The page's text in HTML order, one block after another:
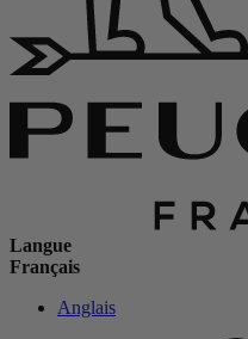
Langue
Français
Anglais